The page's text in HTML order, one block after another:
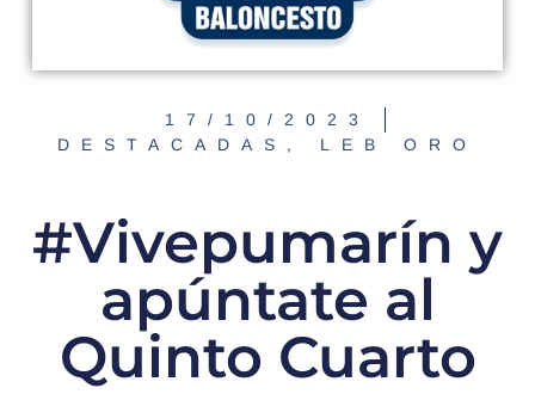
17/10/2023
DESTACADAS , LEB ORO
#Vivepumarín y
apúntate al
Quinto Cuarto